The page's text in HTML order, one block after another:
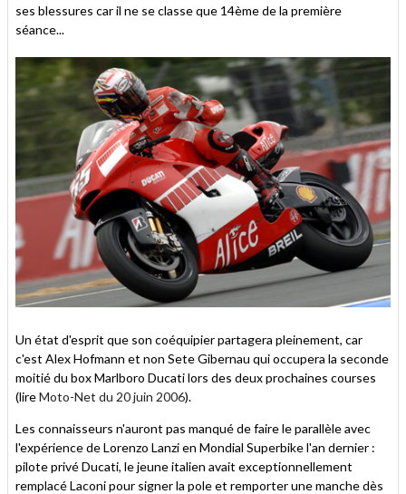
ses blessures car il ne se classe que 14ème de la première
séance...
Un état d'esprit que son coéquipier partagera pleinement, car
c'est Alex Hofmann et non Sete Gibernau qui occupera la seconde
moitié du box Marlboro Ducati lors des deux prochaines courses
(lireMoto-Net du 20 juin 2006).
Les connaisseurs n'auront pas manqué de faire le parallèle avec
l'expérience de Lorenzo Lanzi en Mondial Superbike l'an dernier :
pilote privé Ducati, le jeune italien avait exceptionnellement
remplacé Laconi pour signer la pole et remporter une manche dès